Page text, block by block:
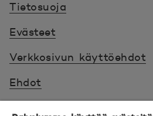
Tietosuoja
Evästeet
Verkkosivun käyttöehdot
Ehdot